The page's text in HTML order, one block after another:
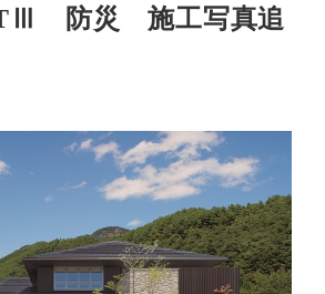
代表あいさつ アクセス
Kawara Collaboration
防災 施工写真追